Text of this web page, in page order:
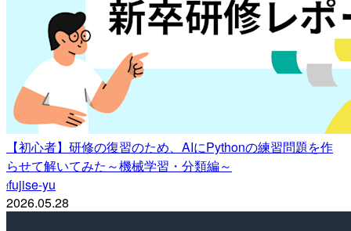
【初心者】研修の復習のため、AIにPythonの練習問題を作
らせて解いてみた～機械学習・分類編～
ffujise-yu
2026.05.28